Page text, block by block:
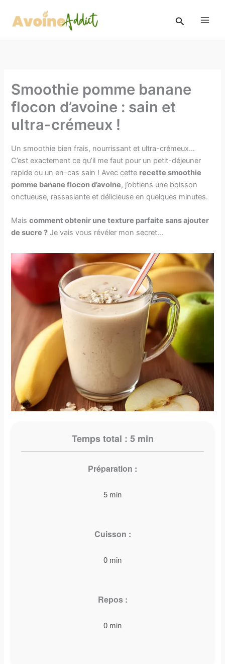
contenu
Rechercher
Smoothie pomme banane
flocon d’avoine : sain et
ultra-crémeux !
Un smoothie bien frais, nourrissant et ultra-crémeux…
C’est exactement ce qu’il me faut pour un petit-déjeuner
rapide ou un en-cas sain ! Avec cette recette smoothie
pomme banane flocon d’avoine, j’obtiens une boisson
onctueuse, rassasiante et délicieuse en quelques minutes.
Maiscomment obtenir une texture parfaite sans ajouter
de sucre ? Je vais vous révéler mon secret…
Temps total : 5 min
Préparation :
5 min
Cuisson :
0 min
Repos :
0 min